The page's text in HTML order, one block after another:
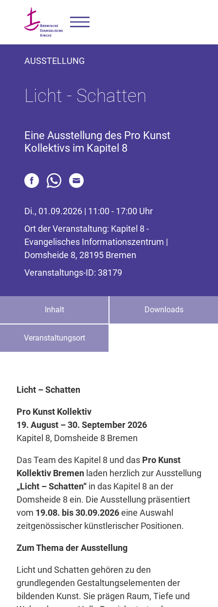
AUSSTELLUNG
Licht - Schatten
Eine Ausstellung des Pro Kunst
Kollektivs im Kapitel 8
Di., 01.09.2026 | 11:00 - 17:00 Uhr
Ort der Veranstaltung: Kapitel 8 -
Evangelisches Informationszentrum |
Domsheide 8, 28195 Bremen
Veranstaltungs-ID: 38179
Inhalt Downloads
Veranstaltungsort
Licht – Schatten
Pro Kunst Kollektiv
19. August – 30. September 2026
Kapitel 8, Domsheide 8 Bremen
Das Team des Kapitel 8 und das Pro Kunst
Kollektiv Bremenladen herzlich zur Ausstellung
„Licht – Schatten“in das Kapitel 8 an der
Domsheide 8 ein. Die Ausstellung präsentiert
vom 19.08. bis 30.09.2026eine Auswahl
zeitgenössischer künstlerischer Positionen.
Zum Thema der Ausstellung
Licht und Schatten gehören zu den
grundlegenden Gestaltungselementen der
bildenden Kunst. Sie prägen Raum, Tiefe und